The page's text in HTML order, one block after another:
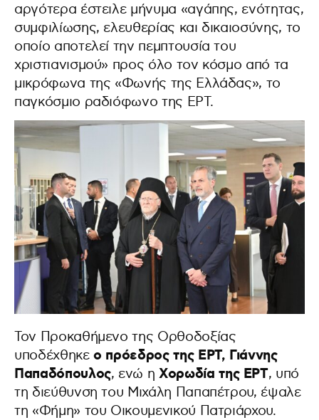
αργότερα έστειλε μήνυμα «αγάπης, ενότητας,
συμφιλίωσης, ελευθερίας και δικαιοσύνης, το
οποίο αποτελεί την πεμπτουσία του
χριστιανισμού» προς όλο τον κόσμο από τα
μικρόφωνα της «Φωνής της Ελλάδας», το
παγκόσμιο ραδιόφωνο της ΕΡΤ.
Τον Προκαθήμενο της Ορθοδοξίας
υποδέχθηκεο πρόεδρος της ΕΡΤ, Γιάννης
Παπαδόπουλος, ενώ ηΧορωδία της ΕΡΤ, υπό
τη διεύθυνση του Μιχάλη Παπαπέτρου, έψαλε
τη «Φήμη» του Οικουμενικού Πατριάρχου.